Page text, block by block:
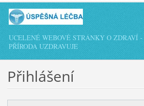
UCELENÉ WEBOVÉ STRÁNKY O ZDRAVÍ -
PŘÍRODA UZDRAVUJE
Přihlášení